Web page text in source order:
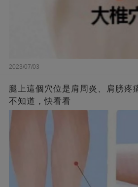
2023/07/03
腿上這個穴位是肩周炎、肩膀疼
不知道，快看看